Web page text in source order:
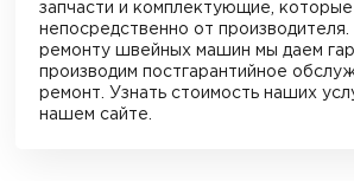
запчасти и комплектующие,
непосредственно от
ремонту швейных машин мы даем
производим постгарантийное
ремонт. Узнать стоимость наших
нашем сайте.